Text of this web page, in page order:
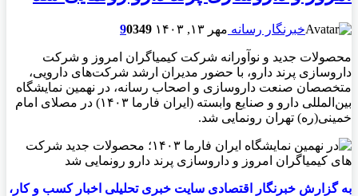
خبرنگار رسانه مهر ۱۳, ۱۴۰۳ 90349
محصولات جدید و نوآورانه شرکت کیمیاگران امروز و شرکت
داروسازی پرند دارو، با حضور مدیران ارشد شرکت‌های دارویی،
متخصصان صنعت داروسازی و اصحاب رسانه، در نهمین نمایشگاه
بین‌المللی دارو و صنایع
وابسته (ایران فارما ۱۴۰۳) در مصلای امام
خمینی(ره) تهران رونمایی شد.
به گزارش خبرنگار اقتصادی سایت خبری تحلیلی اخبار کسب و کار،